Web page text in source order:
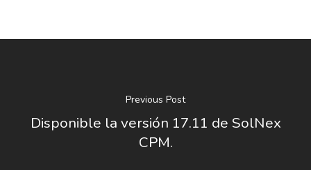
Previous Post
Disponible la versión 17.11 de SolNex
CPM.